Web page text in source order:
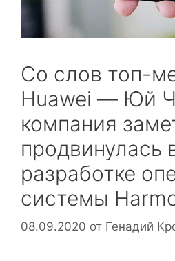
Со слов топ-
Huawei — Юй
компания
продвинулась
разработке
системы
08.09.2020 от Генадий